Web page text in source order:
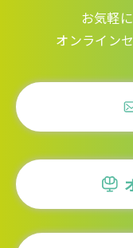
お気軽
オンライン